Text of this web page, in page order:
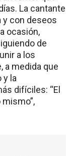
La cantante
y con deseos
ocasión,
de
a los
a medida que
y la
difíciles: “El